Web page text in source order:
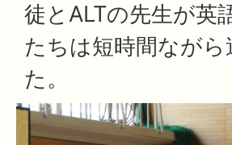
徒とALTの先生が英
たちは短時間なが
た。